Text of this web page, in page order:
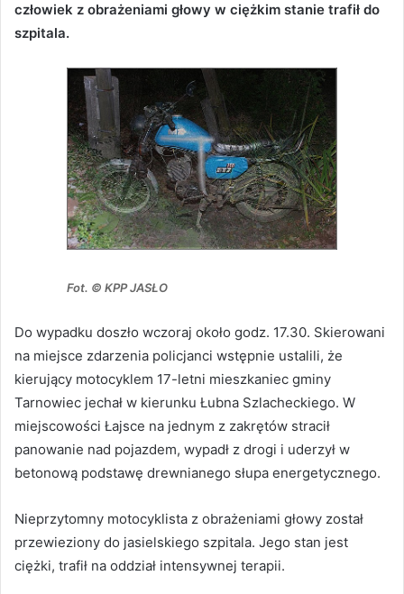
człowiek z obrażeniami głowy w ciężkim stanie trafił do
szpitala.
Fot. © KPP JASŁO
Do wypadku doszło wczoraj około godz. 17.30. Skierowani
na miejsce zdarzenia policjanci wstępnie ustalili, że
kierujący motocyklem 17-letni mieszkaniec gminy
Tarnowiec jechał w kierunku Łubna Szlacheckiego. W
miejscowości Łajsce na jednym z zakrętów stracił
panowanie nad pojazdem, wypadł z drogi i uderzył w
betonową podstawę drewnianego słupa energetycznego.
Nieprzytomny motocyklista z obrażeniami głowy został
przewieziony do jasielskiego szpitala. Jego stan jest
ciężki, trafił na oddział intensywnej terapii.